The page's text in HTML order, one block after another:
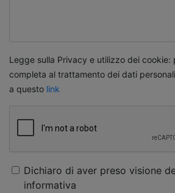
Legge sulla Privacy e utilizzo dei cookie:
completa al trattamento dei dati
a questo link
Dichiaro di aver preso visione
informativa